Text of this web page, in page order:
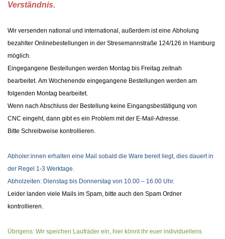
Verständnis.
Wir versenden national und international , außerdem ist eine Abholung
bezahlter Onlinebestellungen in der Stresemannstraße 124/126 in Hamburg
möglich.
Eingegangene Bestellungen werden Montag bis Freitag zeitnah
bearbeitet. Am Wochenende eingegangene Bestellungen werden am
folgenden Montag bearbeitet.
Wenn nach Abschluss der Bestellung keine Eingangsbestätigung von
CNC eingeht, dann gibt es ein Problem mit der E-Mail-Adresse.
Bitte Schreibweise kontrollieren.
Abholer:innen erhalten eine Mail sobald die Ware bereit liegt, dies dauert in
der Regel 1-3 Werktage.
Abholzeiten: Dienstag bis Donnerstag von 10.00 – 16.00 Uhr.
Leider landen viele Mails im Spam, bitte auch den Spam Ordner
kontrollieren.
Übrigens: Wir speichen Laufräder ein, hier könnt ihr euer individuellens